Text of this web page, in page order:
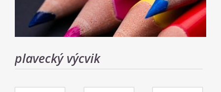
plavecký výcvik